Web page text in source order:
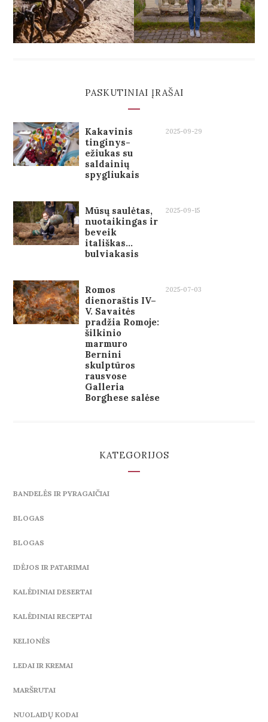
PASKUTINIAI ĮRAŠAI
Kakavinis
tinginys-
ežiukas su
saldainių
spygliukais
2025-09-29
Mūsų saulėtas,
nuotaikingas ir
beveik
itališkas…
bulviakasis
2025-09-15
Romos
dienoraštis IV–
V. Savaitės
pradžia Romoje:
šilkinio
marmuro
Bernini
skulptūros
rausvose
Galleria
Borghese salėse
2025-07-03
KATEGORIJOS
BANDELĖS IR PYRAGAIČIAI
BLOGAS
BLOGAS
IDĖJOS IR PATARIMAI
KALĖDINIAI DESERTAI
KALĖDINIAI RECEPTAI
KELIONĖS
LEDAI IR KREMAI
MARŠRUTAI
NUOLAIDŲ KODAI